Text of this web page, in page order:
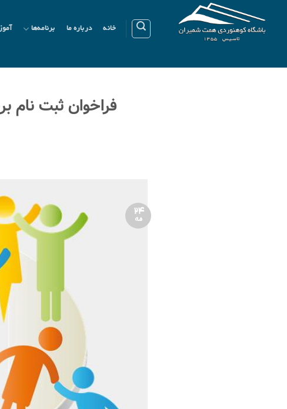
content
خانه درباره ما برنامه‌ها
فراخوان ثبت نام
24
مه